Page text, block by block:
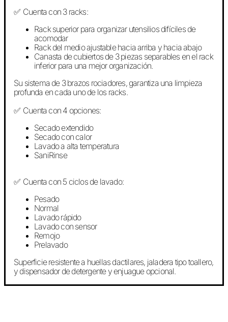
✅ Cuenta con 3 racks:
Rack superior para organizar utensilios difíciles de
acomodar
Rack del medio ajustable hacia arriba y hacia abajo
Canasta de cubiertos de 3 piezas separables en el rack
inferior para una mejor organización.
Su sistema de 3 brazos rociadores, garantiza una limpieza
profunda en cada uno de los racks.
✅ Cuenta con 4 opciones:
Secado extendido
Secado con calor
Lavado a alta temperatura
SaniRinse
✅ Cuenta con 5 ciclos de lavado:
Pesado
Normal
Lavado rápido
Lavado con sensor
Remojo
Prelavado
Superficie resistente a huellas dactilares, jaladera tipo toallero,
y dispensador de detergente y enjuague opcional.